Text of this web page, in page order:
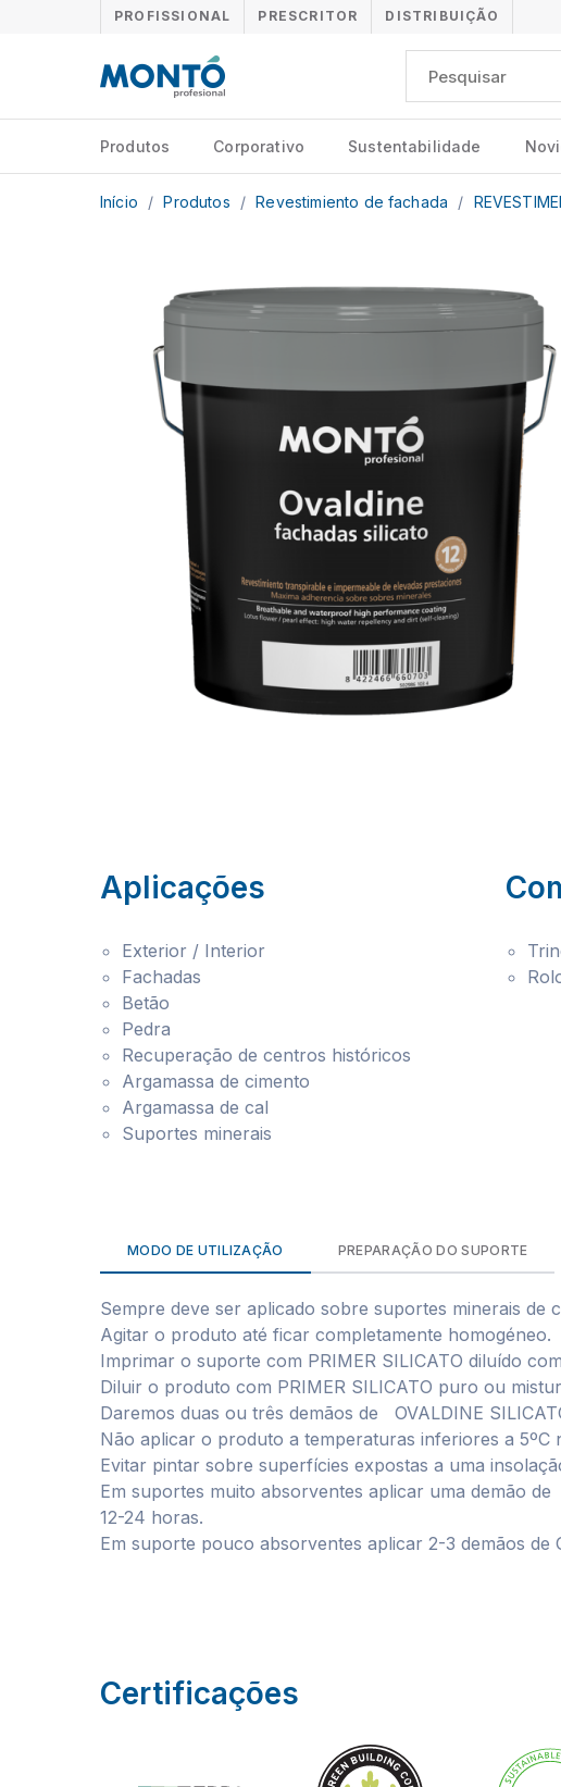
PROFISSIONAL PRESCRITOR DISTRIBUIÇÃO
Produtos Corporativo Sustentabilidade
Início / Produtos / Revestimiento de fachada /
Aplicações
Exterior / Interior
Fachadas
Betão
Pedra
Recuperação de centros históricos
Argamassa de cimento
Argamassa de cal
Suportes minerais
MODO DE UTILIZAÇÃO PREPARAÇÃO DO SUPORTE
Sempre deve ser aplicado sobre suportes minerais de
Agitar o produto até ficar completamente homogéneo.
Imprimar o suporte com PRIMER SILICATO diluído
Diluir o produto com PRIMER SILICATO puro ou
Daremos duas ou três demãos de OVALDINE
Não aplicar o produto a temperaturas inferiores a
Evitar pintar sobre superfícies expostas a uma
Em suportes muito absorventes aplicar uma demão
12-24 horas.
Em suporte pouco absorventes aplicar 2-3 demãos de
Certificações